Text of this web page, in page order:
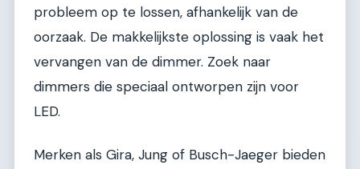
probleem op te lossen, afhankelijk van de
oorzaak. De makkelijkste oplossing is vaak het
vervangen van de dimmer. Zoek naar
dimmers die speciaal ontworpen zijn voor
LED.
Merken als Gira, Jung of Busch-Jaeger bieden